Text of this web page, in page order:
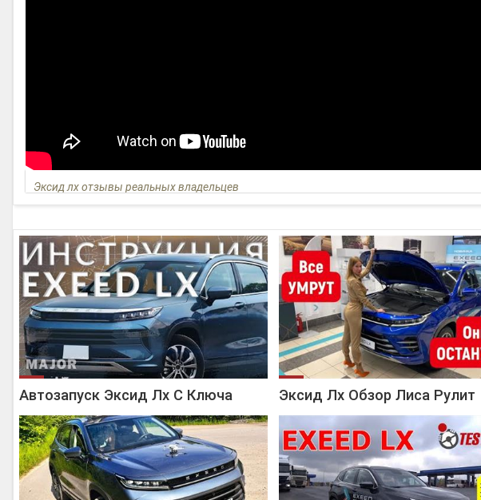
Эксид лх отзывы реальных владельцев
Автозапуск Эксид Лх С Ключа Эксид Лх Обзор Лиса Рулит